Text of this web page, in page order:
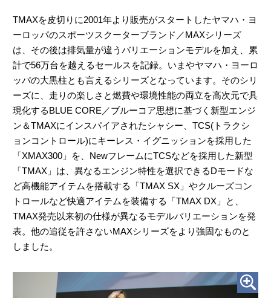
TMAXを皮切りに2001年より販売がスタートしたヤマハ・ヨ
ーロッパのスポーツスクーターブランド／MAXシリーズ
は、その後は排気量が違うバリエーションモデルを加え、累
計で56万台を越えるセールスを記録。いまやヤマハ・ヨーロ
ッパの大黒柱とも言えるシリーズとなっています。そのシリ
ーズに、走りの楽しさと燃費や環境性能の両立を高次元で具
現化するBLUE CORE／ブルーコア思想に基づく新型エンジ
ン＆TMAXにインスパイアされたシャシー、TCS(トラクシ
ョンコントロール)にキーレス・イグニッションを採用した
「XMAX300」を、NewフレームにTCSなどを採用した新型
「TMAX」は、異なるエンジン特性を選択できるDモードな
ど高機能アイテムを搭載する「TMAX SX」やクルーズコン
トロールなど快適アイテムを装備する「TMAX DX」と、
TMAX発売以来初の仕様が異なるモデルバリエーションを発
表。他の追従を許さないMAXシリーズをより強固なものと
しました。